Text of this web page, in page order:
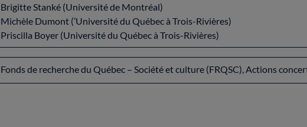
Brigitte Stanké (Université de Montréal)
Michèle Dumont (’Université du Québec à Trois-Rivières)
Priscilla Boyer (Université du Québec à Trois-Rivières)
Fonds de recherche du Québec – Société et culture (FRQSC), Actions